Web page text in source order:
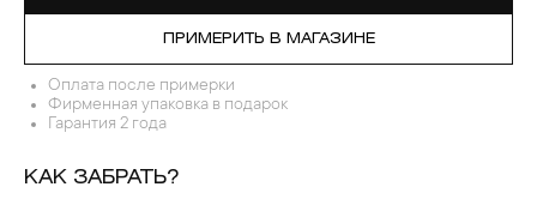
ПРИМЕРИТЬ В МАГАЗИНЕ
Оплата после примерки
Фирменная упаковка в подарок
Гарантия 2 года
КАК ЗАБРАТЬ?